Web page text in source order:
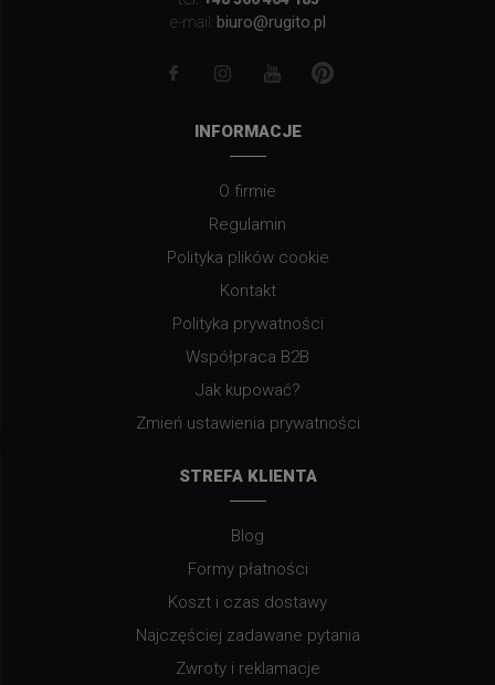
e-mail: biuro@rugito.pl
INFORMACJE
O firmie
Regulamin
Polityka plików cookie
Kontakt
Polityka prywatności
Współpraca B2B
Jak kupować?
Zmień ustawienia prywatności
STREFA KLIENTA
Blog
Formy płatności
Koszt i czas dostawy
Najczęściej zadawane pytania
Zwroty i reklamacje